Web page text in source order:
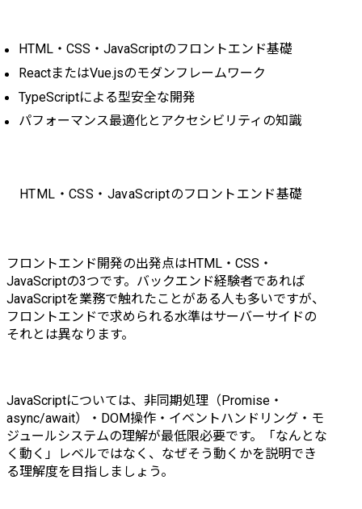
HTML・CSS・JavaScriptのフロントエンド基礎
ReactまたはVue.jsのモダンフレームワーク
TypeScriptによる型安全な開発
パフォーマンス最適化とアクセシビリティの知識
HTML・CSS・JavaScriptのフロントエンド基礎
フロントエンド開発の出発点はHTML・CSS・
JavaScriptの3つです。バックエンド経験者であれば
JavaScriptを業務で触れたことがある人も多いですが、
フロントエンドで求められる水準はサーバーサイドの
それとは異なります。
JavaScriptについては、非同期処理（Promise・
async/await）・DOM操作・イベントハンドリング・モ
ジュールシステムの理解が最低限必要です。「なんとな
く動く」レベルではなく、なぜそう動くかを説明でき
る理解度を目指しましょう。